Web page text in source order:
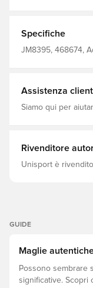
Specifiche
JM8395, 468674,
Assistenza
Siamo qui per
Rivenditore
Unisport è
GUIDE
Maglie
Possono sembrare
significative. Scopri